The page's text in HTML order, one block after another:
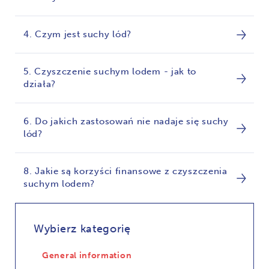
4. Czym jest suchy lód?
5. Czyszczenie suchym lodem - jak to
działa?
6. Do jakich zastosowań nie nadaje się suchy
lód?
8. Jakie są korzyści finansowe z czyszczenia
suchym lodem?
Wybierz kategorię
General information